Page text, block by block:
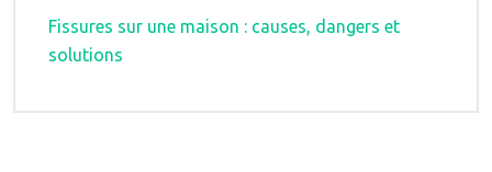
Fissures sur une maison : causes, dangers et
solutions